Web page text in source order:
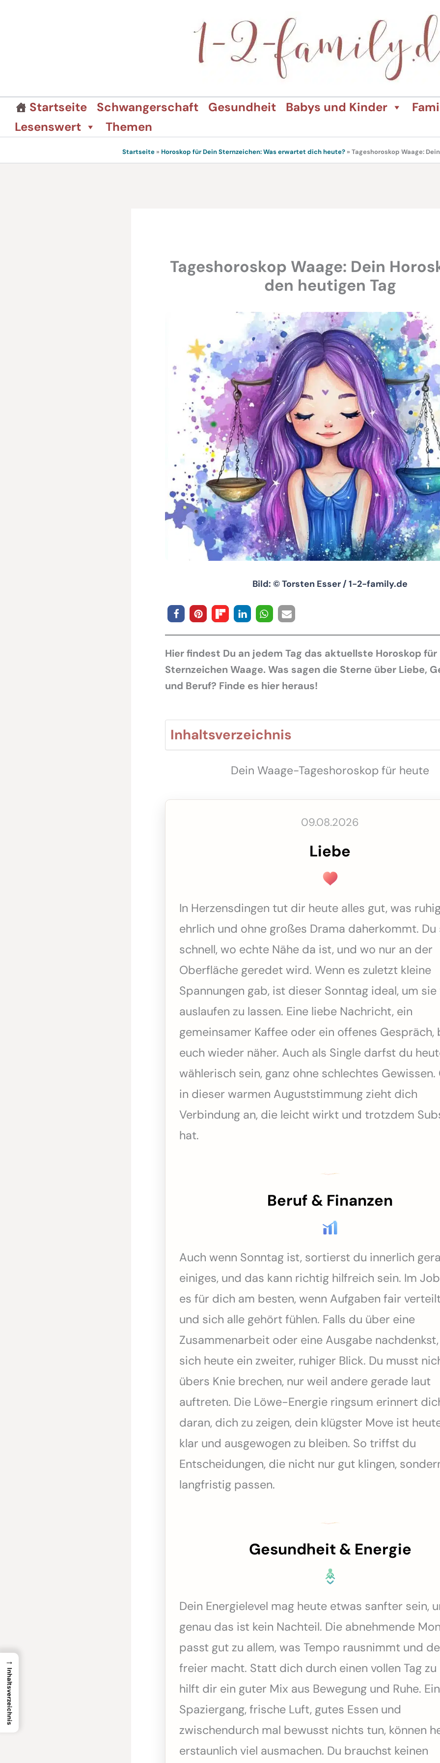
Startseite Schwangerschaft Gesundheit Babys und Kinder
Lesenswert
Themen
Startseite» Horoskop für Dein Sternzeichen: Was erwartet dich heute?» Tageshoroskop Waage:
Tageshoroskop Waage: Dein
den heutigen Tag
Bild: © Torsten Esser / 1-2-family.de
Hier findest Du an jedem Tag das aktuellste Horoskop für
Sternzeichen Waage. Was sagen die Sterne über Liebe,
und Beruf? Finde es hier heraus!
Inhaltsverzeichnis
Dein Waage-Tageshoroskop für heute
09.08.2026
Liebe
In Herzensdingen tut dir heute alles gut, was
ehrlich und ohne großes Drama daherkommt.
schnell, wo echte Nähe da ist, und wo nur an der
Oberfläche geredet wird. Wenn es zuletzt kleine
Spannungen gab, ist dieser Sonntag ideal, um
auslaufen zu lassen. Eine liebe Nachricht, ein
gemeinsamer Kaffee oder ein offenes Gespräch,
euch wieder näher. Auch als Single darfst du
wählerisch sein, ganz ohne schlechtes Gewissen.
in dieser warmen Auguststimmung zieht dich
Verbindung an, die leicht wirkt und trotzdem
hat.
Beruf & Finanzen
Auch wenn Sonntag ist, sortierst du innerlich
einiges, und das kann richtig hilfreich sein. Im
es für dich am besten, wenn Aufgaben fair
und sich alle gehört fühlen. Falls du über eine
Zusammenarbeit oder eine Ausgabe
sich heute ein zweiter, ruhiger Blick. Du musst
übers Knie brechen, nur weil andere gerade laut
auftreten. Die Löwe-Energie ringsum erinnert
daran, dich zu zeigen, dein klügster Move ist
klar und ausgewogen zu bleiben. So triffst du
Entscheidungen, die nicht nur gut klingen,
langfristig passen.
Gesundheit & Energie
Dein Energielevel mag heute etwas sanfter sein,
genau das ist kein Nachteil. Die abnehmende
passt gut zu allem, was Tempo rausnimmt und
freier macht. Statt dich durch einen vollen Tag zu
hilft dir ein guter Mix aus Bewegung und Ruhe. Ein
Spaziergang, frische Luft, gutes Essen und
zwischendurch mal bewusst nichts tun, können
erstaunlich viel ausmachen. Du brauchst keinen
→
Inhaltsverzeichnis